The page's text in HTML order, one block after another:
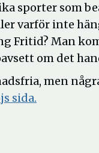
sporter som
varför inte
Fritid? Man
om det
men
sida.